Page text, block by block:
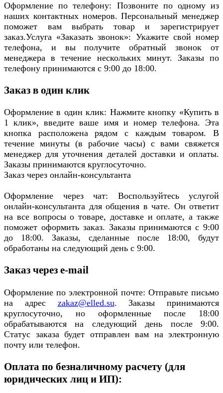
Оформление по телефону: Позвоните по одному из
наших контактных номеров. Персональный менеджер
поможет вам выбрать товар и зарегистрирует
заказ.Услуга «Заказать звонок»: Укажите свой номер
телефона, и вы получите обратный звонок от
менеджера в течение нескольких минут. Заказы по
телефону принимаются с 9:00 до 18:00.
Заказ в один клик
Оформление в один клик: Нажмите кнопку «Купить в
1 клик», введите ваше имя и номер телефона. Эта
кнопка расположена рядом с каждым товаром. В
течение минуты (в рабочие часы) с вами свяжется
менеджер для уточнения деталей доставки и оплаты.
Заказы принимаются круглосуточно.
Заказ через онлайн-консультанта
Оформление через чат: Воспользуйтесь услугой
онлайн-консультанта для общения в чате. Он ответит
на все вопросы о товаре, доставке и оплате, а также
поможет оформить заказ. Заказы принимаются с 9:00
до 18:00. Заказы, сделанные после 18:00, будут
обработаны на следующий день с 9:00.
Заказ через e-mail
Оформление по электронной почте: Отправьте письмо
на адрес zakaz@elled.su. Заказы принимаются
круглосуточно, но оформленные после 18:00
обрабатываются на следующий день после 9:00.
Статус заказа будет отправлен вам на электронную
почту или телефон.
Оплата по безналичному расчету (для
юридических лиц и ИП):